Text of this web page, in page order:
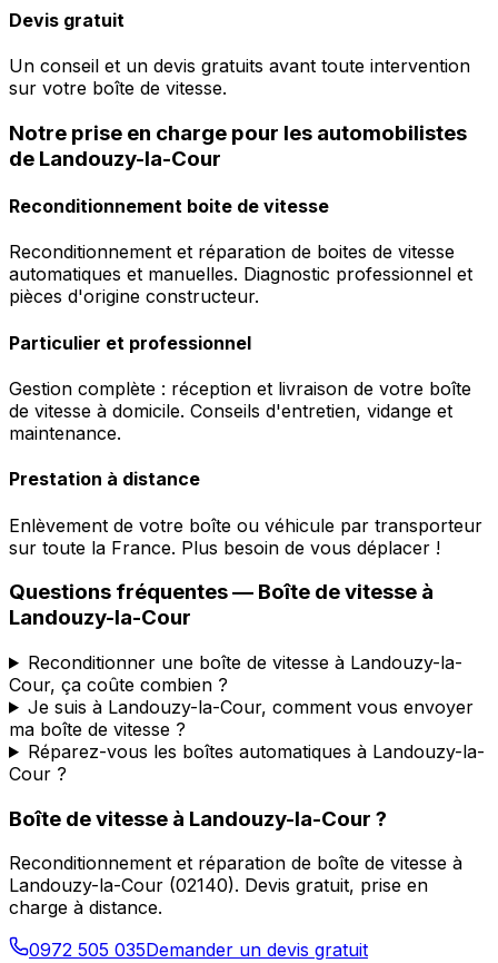
Devis gratuit
Un conseil et un devis gratuits avant toute intervention
sur votre boîte de vitesse.
Notre prise en charge pour les automobilistes
de Landouzy-la-Cour
Reconditionnement boite de vitesse
Reconditionnement et réparation de boites de vitesse
automatiques et manuelles. Diagnostic professionnel et
pièces d'origine constructeur.
Particulier et professionnel
Gestion complète : réception et livraison de votre boîte
de vitesse à domicile. Conseils d'entretien, vidange et
maintenance.
Prestation à distance
Enlèvement de votre boîte ou véhicule par transporteur
sur toute la France. Plus besoin de vous déplacer !
Questions fréquentes — Boîte de vitesse à
Landouzy-la-Cour
Reconditionner une boîte de vitesse à Landouzy-la-
Cour, ça coûte combien ?
Je suis à Landouzy-la-Cour, comment vous envoyer
ma boîte de vitesse ?
Réparez-vous les boîtes automatiques à Landouzy-la-
Cour ?
Boîte de vitesse à Landouzy-la-Cour ?
Reconditionnement et réparation de boîte de vitesse à
Landouzy-la-Cour (02140). Devis gratuit, prise en
charge à distance.
0972 505 035Demander un devis gratuit